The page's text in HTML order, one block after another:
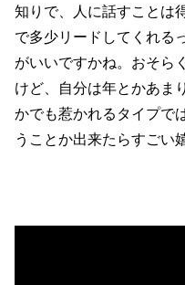
知りで、人に話すことは
で多少リードしてくれる
がいいですかね。おそら
けど、自分は年とかあま
かでも惹かれるタイプで
うことか出来たらすごい